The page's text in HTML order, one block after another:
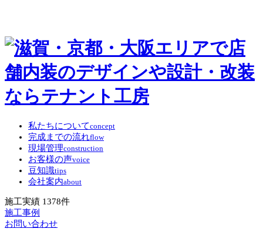
私たちについてconcept
完成までの流れflow
現場管理construction
お客様の声voice
豆知識tips
会社案内about
施工実績 1378件
施工事例
お問い合わせ